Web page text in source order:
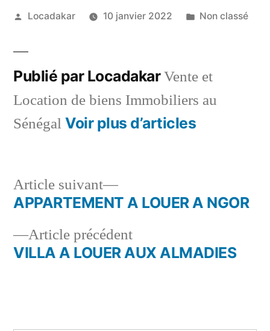
Publié
Locadakar 10 janvier 2022
Publié
Non classé
Publié par LocadakarVente et
Location de biens Immobiliers au
Sénégal Voir plus d’articles
Navigation
deArticle précédentArticle
précédent :
VILLA A LOUER AUX ALMADIES
Article suivant
Article
suivant :
APPARTEMENT A LOUER A NGOR